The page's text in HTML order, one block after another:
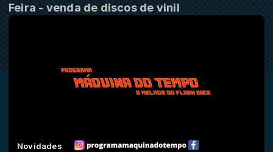
Feira - venda de discos de vinil
Novidades